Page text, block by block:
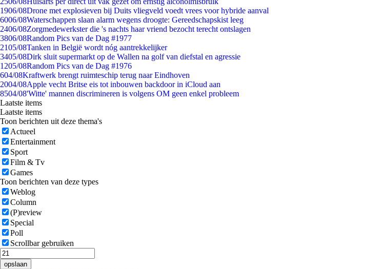
1906/08Drone met explosieven bij Duits vliegveld voedt vrees voor hybride aanval
6006/08Waterschappen slaan alarm wegens droogte: Gereedschapskist leeg
2406/08Zorgmedewerkster die 's nachts haar vriend bezocht terecht ontslagen
3806/08Random Pics van de Dag #1977
2105/08Tanken in België wordt nóg aantrekkelijker
3405/08Dirk sluit supermarkt op de Wallen na golf van diefstal en agressie
1205/08Random Pics van de Dag #1976
604/08Kraftwerk brengt ruimteschip terug naar Eindhoven
2004/08Apple vecht Britse eis tot inbouwen backdoor in iCloud aan
8504/08'Witte' mannen discrimineren is volgens OM geen enkel probleem
Laatste items
Laatste items
Toon berichten uit deze thema's
Actueel
Entertainment
Sport
Film & Tv
Games
Toon berichten van deze types
Weblog
Column
(P)review
Special
Poll
Scrollbar gebruiken
opslaan